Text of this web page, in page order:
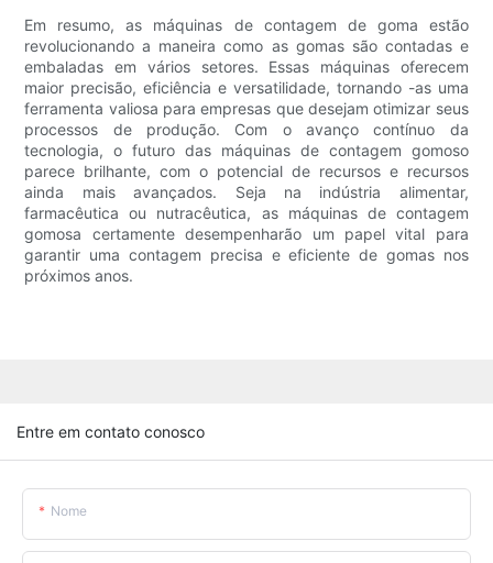
Em resumo, as máquinas de contagem de goma estão
revolucionando a maneira como as gomas são contadas e
embaladas em vários setores. Essas máquinas oferecem
maior precisão, eficiência e versatilidade, tornando -as uma
ferramenta valiosa para empresas que desejam otimizar seus
processos de produção. Com o avanço contínuo da
tecnologia, o futuro das máquinas de contagem gomoso
parece brilhante, com o potencial de recursos e recursos
ainda mais avançados. Seja na indústria alimentar,
farmacêutica ou nutracêutica, as máquinas de contagem
gomosa certamente desempenharão um papel vital para
garantir uma contagem precisa e eficiente de gomas nos
próximos anos.
Entre em contato conosco
Nome